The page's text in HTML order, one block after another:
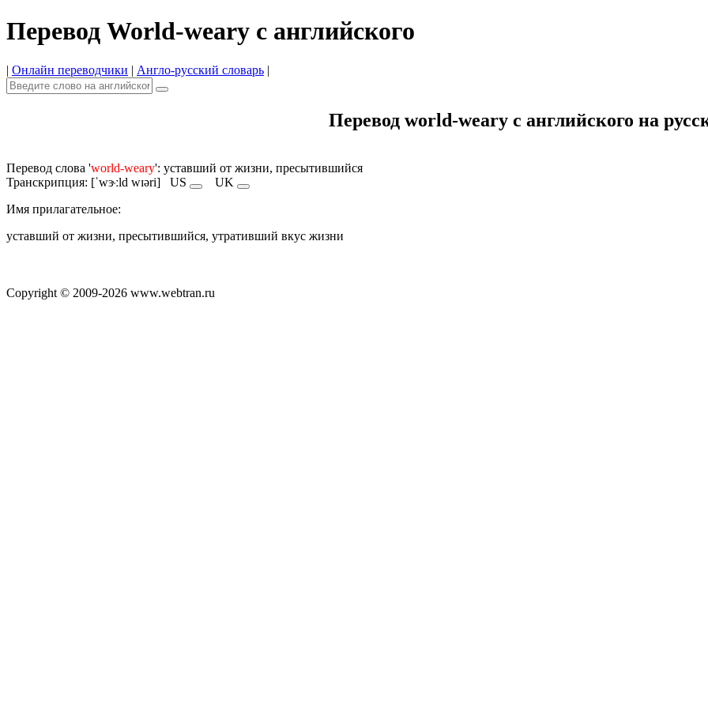
Перевод World-weary с английского
| Онлайн переводчики | Англо-русский словарь |
Перевод world-weary с английского на
Перевод слова 'world-weary': уставший от жизни, пресытившийся
Транскрипция: [ˈwɝːld wɪəri] US
UK
Имя прилагательное:
уставший от жизни, пресытившийся, утративший вкус жизни
Copyright © 2009-2026 www.webtran.ru